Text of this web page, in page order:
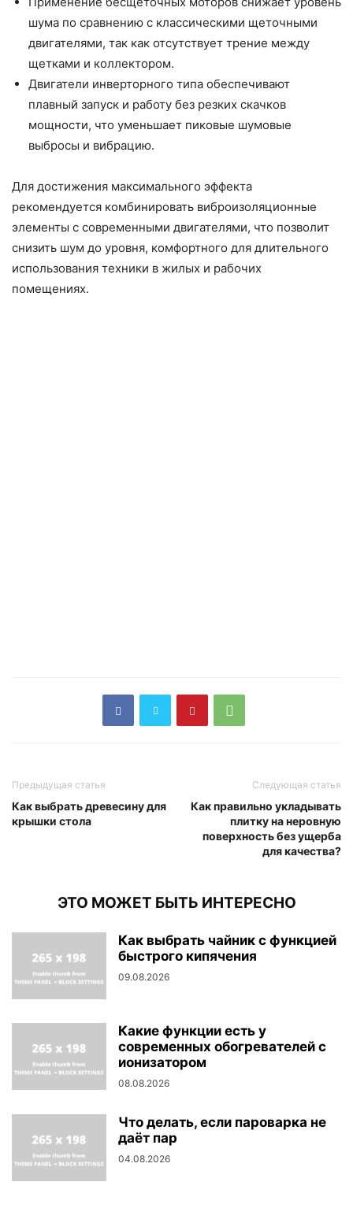
шума по сравнению с классическими щеточными
двигателями, так как отсутствует трение между
щетками и коллектором.
Двигатели инверторного типа обеспечивают
плавный запуск и работу без резких скачков
мощности, что уменьшает пиковые шумовые
выбросы и вибрацию.
Для достижения максимального эффекта
рекомендуется комбинировать виброизоляционные
элементы с современными двигателями, что позволит
снизить шум до уровня, комфортного для длительного
использования техники в жилых и рабочих
помещениях.
Предыдущая статья
Как выбрать древесину для
крышки стола
Следующая статья
Как правильно укладывать
плитку на неровную
поверхность без ущерба
для качества?
ЭТО МОЖЕТ БЫТЬ ИНТЕРЕСНО
Как выбрать чайник с функцией
быстрого кипячения
09.08.2026
Какие функции есть у
современных обогревателей с
ионизатором
08.08.2026
Что делать, если пароварка не
даёт пар
04.08.2026